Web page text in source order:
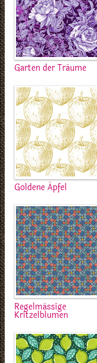
Garten der Träume
Goldene Äpfel
Regelmässige
Kritzelblumen